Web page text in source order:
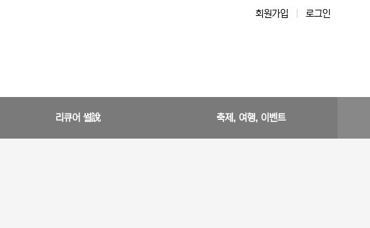
회원가입 로그인
리큐어 썰說 축제, 여행, 이벤트